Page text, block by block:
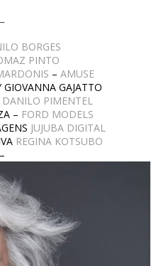
–
BORGES
PINTO
– AMUSE
GIOVANNA GAJATTO
DANILO PIMENTEL
– FORD MODELS
JUJUBA DIGITAL
REGINA KOTSUBO
–